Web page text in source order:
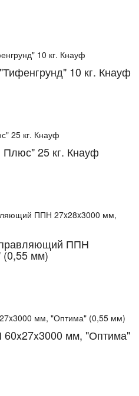
10 кг. Кнауф
Плюс" 25 кг. Кнауф
ППН
(0,55 мм)
мм, "Оптима"